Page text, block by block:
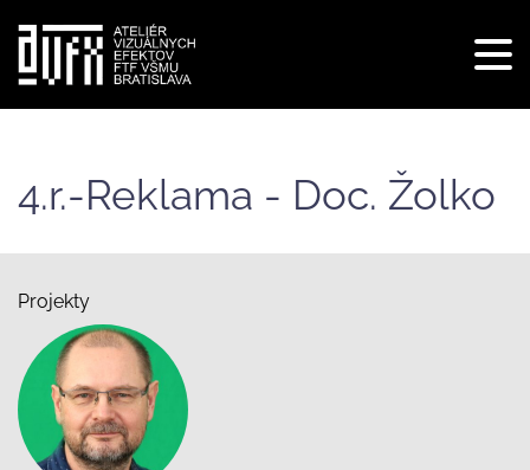
obsah
4.r.-Reklama - Doc. Žolko
Projekty